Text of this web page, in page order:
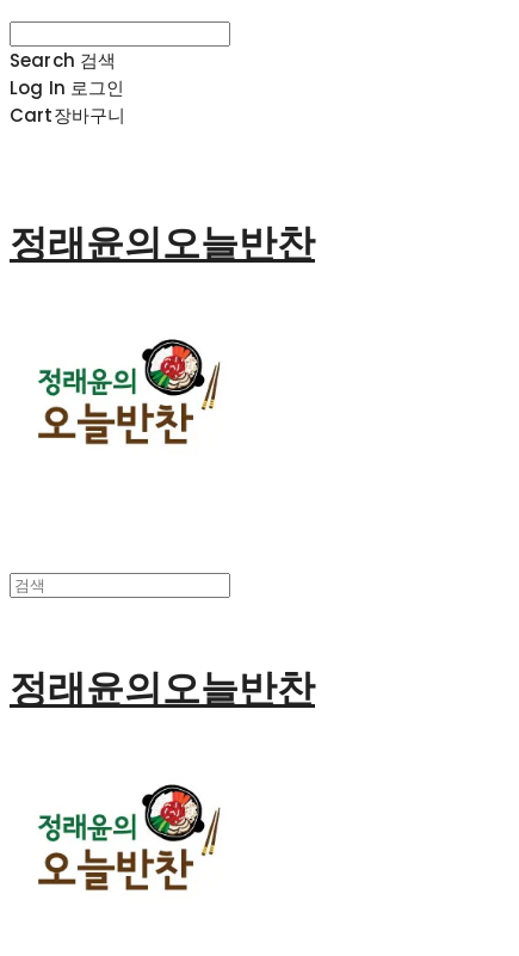
Search 검색
Log In 로그인
Cart장바구니
정래윤의오늘반찬
정래윤의오늘반찬